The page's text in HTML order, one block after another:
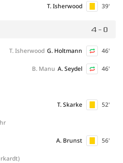
39'
T. Isherwood
4 - 0
46'
G. Holtmann
T. Isherwood
46'
A. Seydel
B. Manu
52'
T. Skarke
56'
A. Brunst